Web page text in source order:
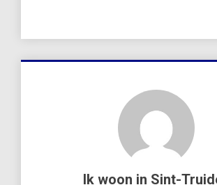
Ik woon in Sint-